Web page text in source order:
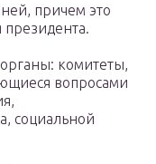
причем это
комитеты,
вопросами
социальной